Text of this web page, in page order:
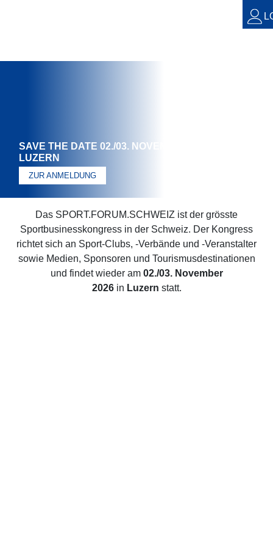
SAVE THE DATE 02./03. NOVEMBER 2026 //
LUZERN
ZUR ANMELDUNG
Das SPORT.FORUM.SCHWEIZ ist der grösste
Sportbusinesskongress in der Schweiz. Der Kongress
richtet sich an Sport-Clubs, -Verbände und -Veranstalter
sowie Medien, Sponsoren und Tourismusdestinationen
und findet wieder am 02./03. November
2026in Luzern statt.